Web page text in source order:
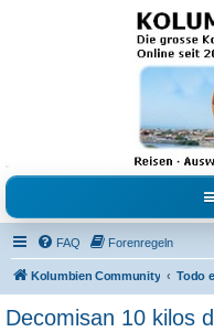
Kolumbienforum -
grosse Forum der
Freunde
Reisen, Auswandern, Kultur, Politik,
Austausch, Erfahrungen und
FAQ Forenregeln
Kolumbien Community Todo
Decomisan 10 kilos